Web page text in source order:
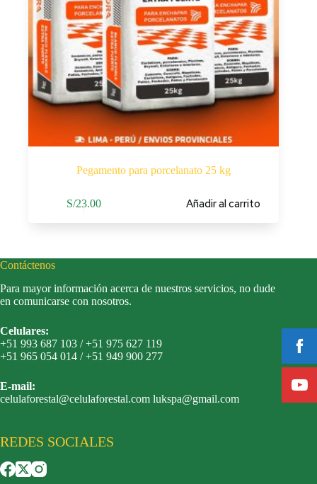
Pegamento para porcelanato 25 kg
S/23.00 Añadir al carrito
Contáctenos
Para mayor información acerca de nuestros servicios, no dude
en comunicarse con nosotros.
Celulares:
+51 993 687 103 / +51 975 627 119
+51 965 054 014 / +51 949 900 277
E-mail:
celulaforestal@celulaforestal.com lukspa@gmail.com
REDES SOCIALES